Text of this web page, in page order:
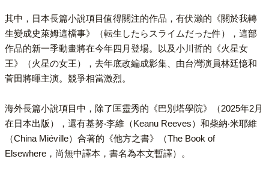
其中，日本長篇小說項目值得關注的作品，有伏瀨的《關於我轉
生變成史萊姆這檔事》（転生したらスライムだった件），這部
作品的新一季動畫將在今年四月登場。以及小川哲的《火星女
王》（火星の女王），去年底改編成影集、由台灣演員林廷憶和
菅田將暉主演。競爭相當激烈。
海外長篇小說項目中，除了匡靈秀的《巴別塔學院》（2025年2月
在日本出版），還有基努‧李維（Keanu Reeves）和柴納‧米耶維
（China Miéville）合著的《他方之書》（The Book of
Elsewhere，尚無中譯本，書名為本文暫譯）。